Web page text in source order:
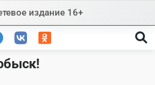
издание 16+